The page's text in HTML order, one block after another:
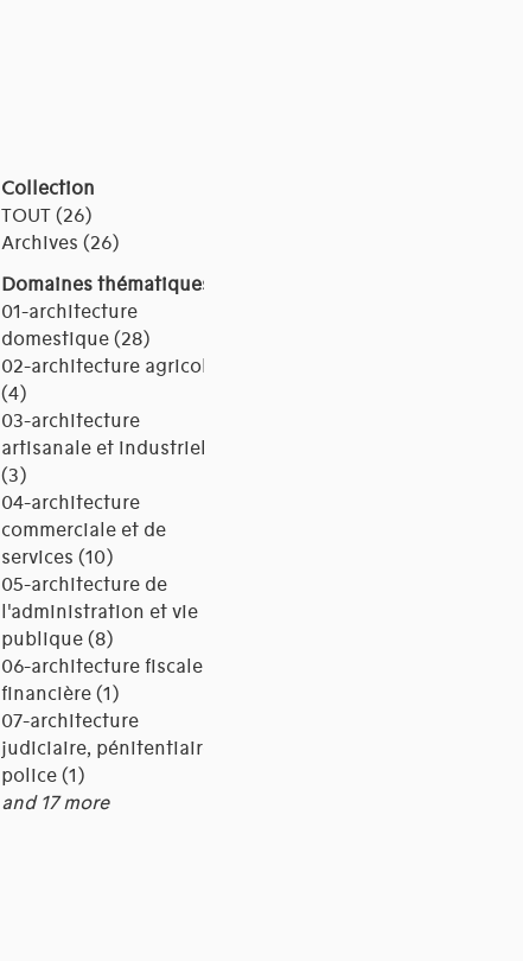
Collection
TOUT (26)
Archives (26)
Domaines thématiques
01-architecture
domestique (28)
02-architecture agricole
(4)
03-architecture
artisanale et industrielle
(3)
04-architecture
commerciale et de
services (10)
05-architecture de
l'administration et vie
publique (8)
06-architecture fiscale et
financière (1)
07-architecture
judiciaire, pénitentiaire,
police (1)
and 17 more